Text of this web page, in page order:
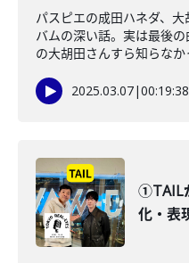
パスピエの成田ハネダ、
バムの深い話。実は最後
の大胡田さんすら知らな
2025.03.07|00:19:38
①TAIL
化・表